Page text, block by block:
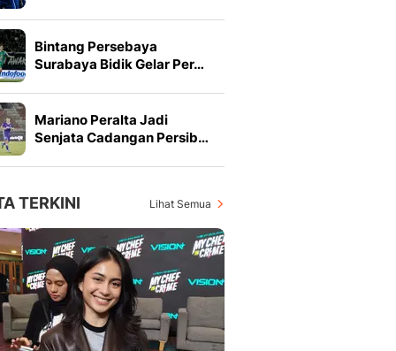
Bintang Persebaya
Surabaya Bidik Gelar Per…
Mariano Peralta Jadi
Senjata Cadangan Persib…
TERKINI Lihat Semua